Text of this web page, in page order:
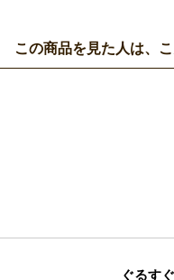
この商品を見た人は、
ぐるす